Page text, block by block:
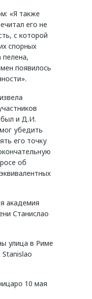
«Я также
его не
с которой
спорных
пелена,
появилось
был и Д.И.
убедить
его точку
об
академия
Станислао
улица в Риме
10 мая